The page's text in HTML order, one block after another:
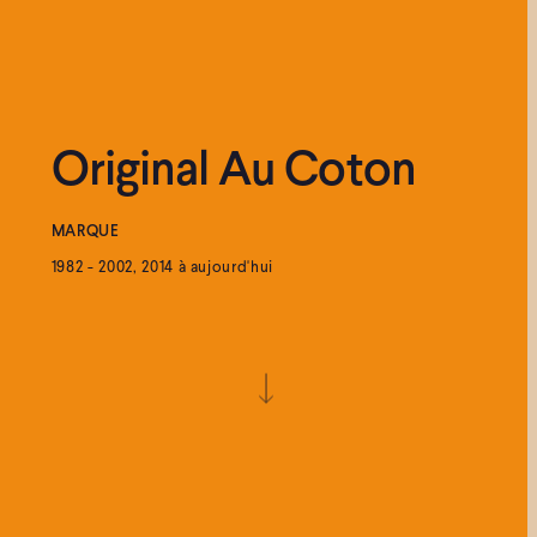
Original Au Coton
MARQUE
1982 - 2002, 2014 à aujourd'hui